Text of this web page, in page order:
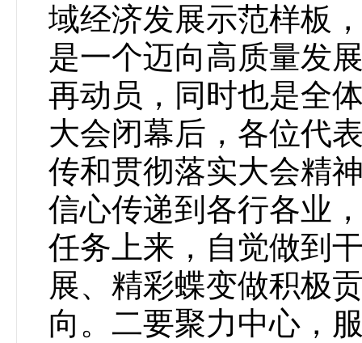
域经济发展示范样板
是一个迈向高质量发
再动员，同时也是全
大会闭幕后，各位代
传和贯彻落实大会精
信心传递到各行各业
任务上来，自觉做到
展、精彩蝶变做积极
向。二要聚力中心，